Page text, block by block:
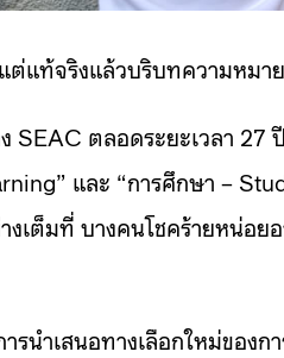
ต่แท้จริงแล้วบริบทความหม
SEAC ตลอดระยะเวลา 27
และ “การศึกษา –
ต็มที่ บางคนโชคร้ายหน่อยอ
นำเสนอทางเลือกใหม่ของ